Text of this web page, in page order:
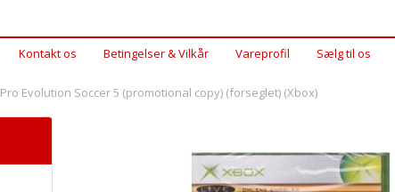
Kontakt os Betingelser & Vilkår Vareprofil Sælg til os
Pro Evolution Soccer 5 (promotional copy) (forseglet) (Xbox)